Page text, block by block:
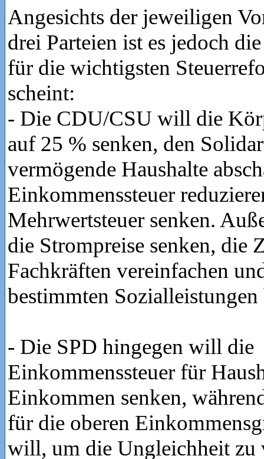
Angesichts der jeweiligen
drei Parteien ist es jedoch
für die wichtigsten
scheint:
- Die CDU/CSU will die
auf 25 % senken, den
vermögende Haushalte
Einkommenssteuer
Mehrwertsteuer senken.
die Strompreise senken, die
Fachkräften vereinfachen
bestimmten Sozialleistungen
- Die SPD hingegen will die
Einkommenssteuer für
Einkommen senken,
für die oberen
will, um die Ungleichheit zu